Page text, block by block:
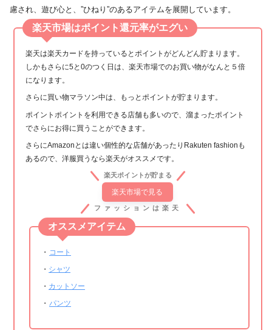
慮され、遊び心と、”ひねり”のあるアイテムを展開しています。
楽天市場はポイント還元率がエグい
楽天は楽天カードを持っているとポイントがどんどん貯まります。
しかもさらに5と0のつく日は、楽天市場でのお買い物がなんと５倍
になります。
さらに買い物マラソン中は、もっとポイントが貯まります。
ポイントポイントを利用できる店舗も多いので、溜まったポイント
でさらにお得に買うことができます。
さらにAmazonとは違い個性的な店舗があったりRakuten fashionも
あるので、洋服買うなら楽天がオススメです。
楽天ポイントが貯まる
楽天市場で見る
ファッションは楽天
オススメアイテム
・ コート
・ シャツ
・ カットソー
・ パンツ